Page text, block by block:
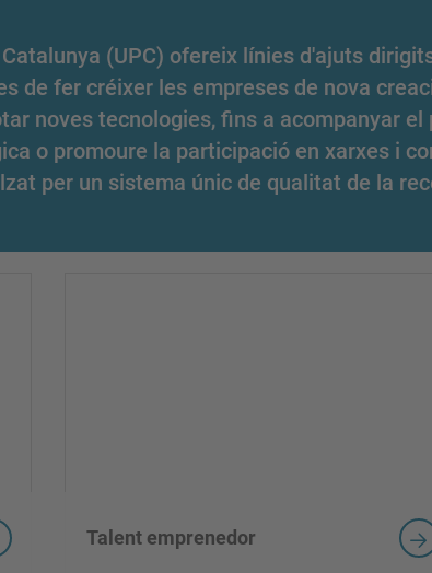
(UPC) ofereix línies d'ajuts
de fer créixer les empreses de nova
noves tecnologies, fins a acompanyar
o promoure la participació en xarxes i
per un sistema únic de qualitat de la
Talent emprenedor